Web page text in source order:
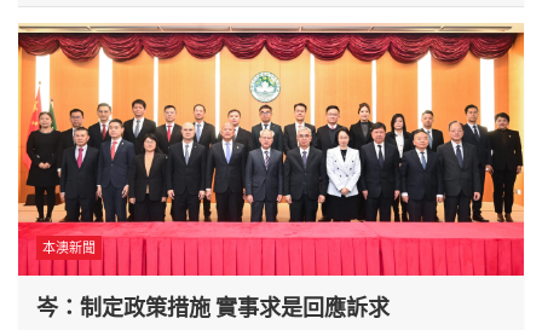
本澳新聞
岑：制定政策措施 實事求是回應訴求